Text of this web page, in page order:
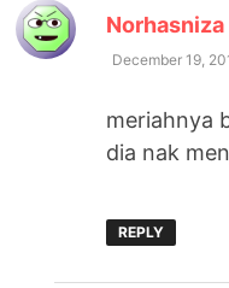
December 19,
meriahnya
dia nak
REPLY